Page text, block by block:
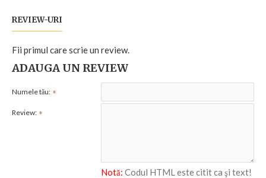
REVIEW-URI
Fii primul care scrie un review.
ADAUGA UN REVIEW
Numele tău:
Review:
Notă: Codul HTML este citit ca şi text!